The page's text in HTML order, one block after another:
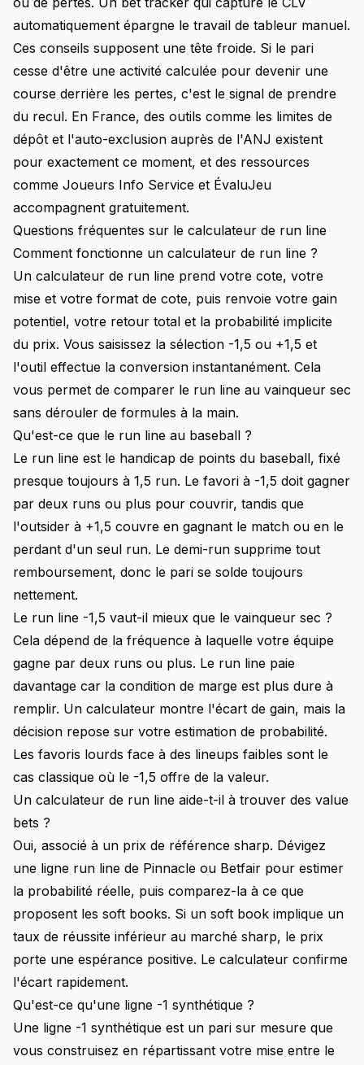
automatiquement épargne le travail de tableur manuel.
Ces conseils supposent une tête froide. Si le pari
cesse d'être une activité calculée pour devenir une
course derrière les pertes, c'est le signal de prendre
du recul. En France, des outils comme les limites de
dépôt et l'auto-exclusion auprès de l'ANJ existent
pour exactement ce moment, et des ressources
comme Joueurs Info Service et ÉvaluJeu
accompagnent gratuitement.
Questions fréquentes sur le calculateur de run line
Comment fonctionne un calculateur de run line ?
Un calculateur de run line prend votre cote, votre
mise et votre format de cote, puis renvoie votre gain
potentiel, votre retour total et la probabilité implicite
du prix. Vous saisissez la sélection -1,5 ou +1,5 et
l'outil effectue la conversion instantanément. Cela
vous permet de comparer le run line au vainqueur sec
sans dérouler de formules à la main.
Qu'est-ce que le run line au baseball ?
Le run line est le handicap de points du baseball, fixé
presque toujours à 1,5 run. Le favori à -1,5 doit gagner
par deux runs ou plus pour couvrir, tandis que
l'outsider à +1,5 couvre en gagnant le match ou en le
perdant d'un seul run. Le demi-run supprime tout
remboursement, donc le pari se solde toujours
nettement.
Le run line -1,5 vaut-il mieux que le vainqueur sec ?
Cela dépend de la fréquence à laquelle votre équipe
gagne par deux runs ou plus. Le run line paie
davantage car la condition de marge est plus dure à
remplir. Un calculateur montre l'écart de gain, mais la
décision repose sur votre estimation de probabilité.
Les favoris lourds face à des lineups faibles sont le
cas classique où le -1,5 offre de la valeur.
Un calculateur de run line aide-t-il à trouver des value
bets ?
Oui, associé à un prix de référence sharp. Dévigez
une ligne run line de Pinnacle ou Betfair pour estimer
la probabilité réelle, puis comparez-la à ce que
proposent les soft books. Si un soft book implique un
taux de réussite inférieur au marché sharp, le prix
porte une espérance positive. Le calculateur confirme
l'écart rapidement.
Qu'est-ce qu'une ligne -1 synthétique ?
Une ligne -1 synthétique est un pari sur mesure que
vous construisez en répartissant votre mise entre le